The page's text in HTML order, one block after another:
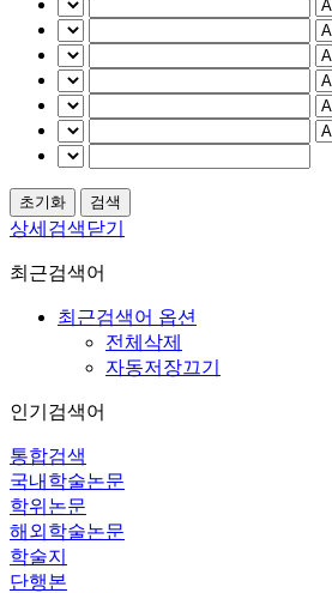
상세검색닫기
최근검색어
최근검색어 옵션
전체삭제
자동저장끄기
인기검색어
통합검색
국내학술논문
학위논문
해외학술논문
학술지
단행본